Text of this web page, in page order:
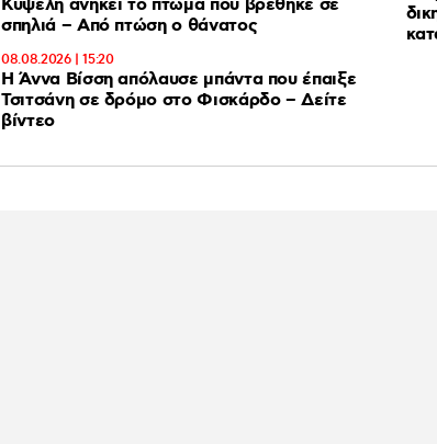
Κυψέλη ανήκει το πτώμα που βρέθηκε σε
σπηλιά – Από πτώση ο θάνατος
08.08.2026 | 15:20
Η Άννα Βίσση απόλαυσε μπάντα που έπαιξε
Τσιτσάνη σε δρόμο στο Φισκάρδο – Δείτε
βίντεο